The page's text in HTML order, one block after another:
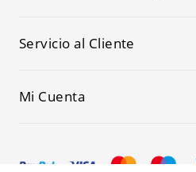
Servicio al Cliente
Mi Cuenta